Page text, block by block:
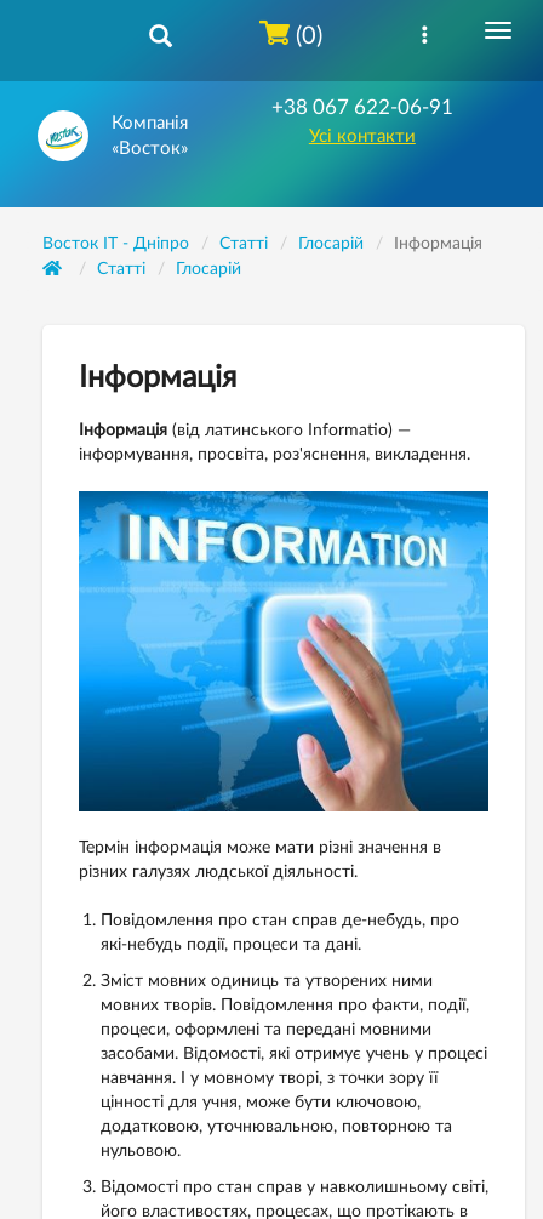
Компанія
«Восток»
+38 067 622-06-91
Усі контакти
(0)
Восток IT - Дніпро Статті Глосарій
Інформація
Статті
Глосарій
Інформація
Інформація (від латинського Informatio) —
інформування, просвіта, роз'яснення, викладення.
Термін інформація може мати різні значення в
різних галузях людської діяльності.
Повідомлення про стан справ де-небудь, про
які-небудь події, процеси та дані.
Зміст мовних одиниць та утворених ними
мовних творів. Повідомлення про факти, події,
процеси, оформлені та передані мовними
засобами. Відомості, які отримує учень у процесі
навчання. І у мовному творі, з точки зору її
цінності для учня, може бути ключовою,
додатковою, уточнювальною, повторною та
нульовою.
Відомості про стан справ у навколишньому світі,
його властивостях, процесах, що протікають в